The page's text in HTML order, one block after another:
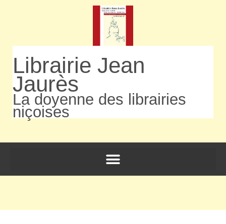
Librairie Jean
Jaurès
La doyenne des librairies
niçoises